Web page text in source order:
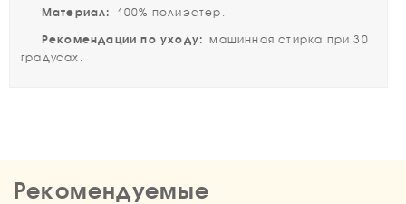
Материал: 100% полиэстер.
Рекомендации по уходу: машинная стирка при 30
градусах.
Рекомендуемые